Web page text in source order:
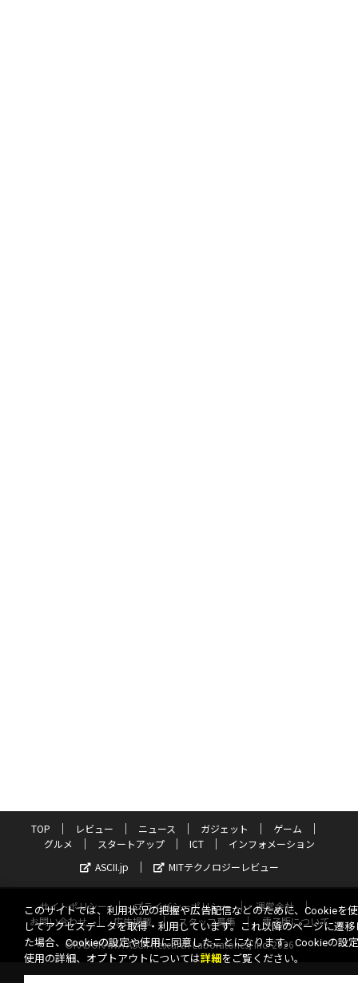
TOP レビュー ニュース ガジェット
ゲーム
グルメ
スタートアップ ICT
インフォメーション
ASCII.jp
MITテクノロジーレビュー
サイトポリシー プライバシーポリシー
運営会社
お問い合わせ
広告掲載 スタッフ募集
電子版について
©KADOKAWA ASCII Research Laboratories, Inc. 2026
このサイトでは、利用状況の把握や広告配信などのために、Cookieを
してアクセスデータを取得・利用しています。これ以降のページに遷移
た場合、Cookieの設定や使用に同意したことになります。Cookieの設
使用の詳細、オプトアウトについては詳細 をご覧ください。